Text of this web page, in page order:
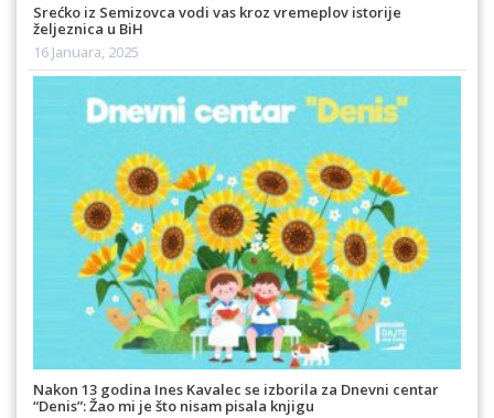
Srećko iz Semizovca vodi vas kroz vremeplov istorije
željeznica u BiH
16 Januara, 2025
Nakon 13 godina Ines Kavalec se izborila za Dnevni centar
“Denis”: Žao mi je što nisam pisala knjigu